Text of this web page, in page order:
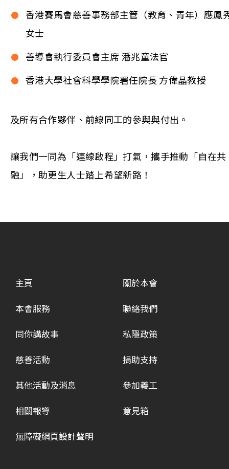
香港賽馬會慈善事務部主管（教育、青年）應鳳
女士
善導會執行委員會主席 潘兆童法官
香港大學社會科學學院署任院長 方偉晶教授
及所有合作夥伴、前線同工的參與與付出。
讓我們一同為「連線啟程」打氣，攜手推動「自在共
融」，助更生人士踏上希望新路！
主頁
本會服務
同你講故事
慈善活動
其他活動及消息
相關報導
關於本會
聯絡我們
私隱政策
捐助支持
參加義工
意見箱
無障礙網頁設計聲明